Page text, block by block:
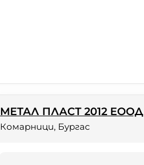
МЕТАЛ ПЛАСТ 2012 ЕООД
Комарници, Бургас